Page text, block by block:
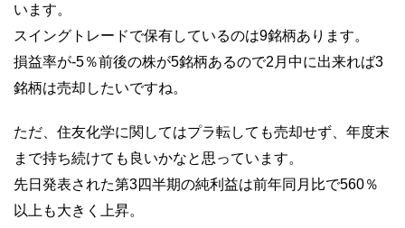
います。
スイングトレードで保有しているのは9銘柄あります。
損益率が-5％前後の株が5銘柄あるので2月中に出来れば3
銘柄は売却したいですね。
ただ、住友化学に関してはプラ転しても売却せず、年度末
まで持ち続けても良いかなと思っています。
先日発表された第3四半期の純利益は前年同月比で560％
以上も大きく上昇。